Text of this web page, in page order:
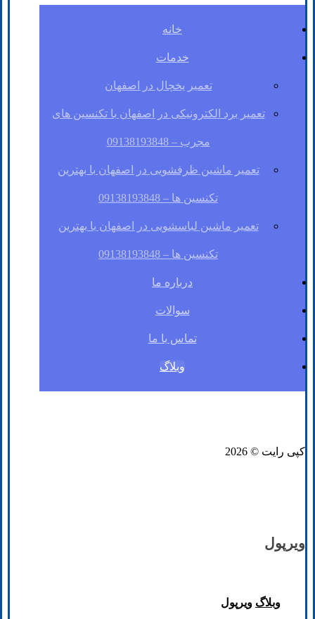
خانه
خدمات
تعمیر یخچال در اصفهان
تعمیر برد الکترونیکی در اصفهان با تکنسین های
مجرب – 09138193848
تعمیر ماشین ظرفشویی در اصفهان با بهترین
تکنسین ها – 09138193848
تعمیر ماشین لباسشویی در اصفهان با بهترین
تکنسین ها – 09138193848
درباره ما
سوالات
تماس با ما
وبلاگ
کپی رایت © 2026
ویرپول
وبلاگ ویرپول